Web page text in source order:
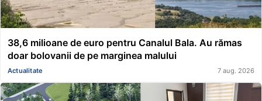
38,6 milioane de euro pentru Canalul Bala. Au rămas
doar bolovanii de pe marginea malului
Actualitate 7 aug. 2026